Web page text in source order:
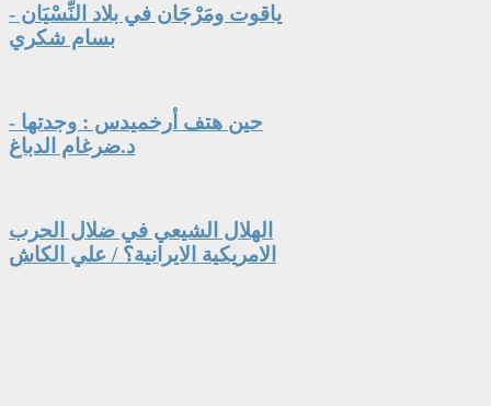
ياقوت ومَرْجَان في بلاد النِّسْيَان -
بسام شكري
حين هتف أرخميدس : وجدتها -
د.ضرغام الدباغ
الهلال الشيعي في ضلال الحرب
الامريكية الايرانية؟ / علي الكاش